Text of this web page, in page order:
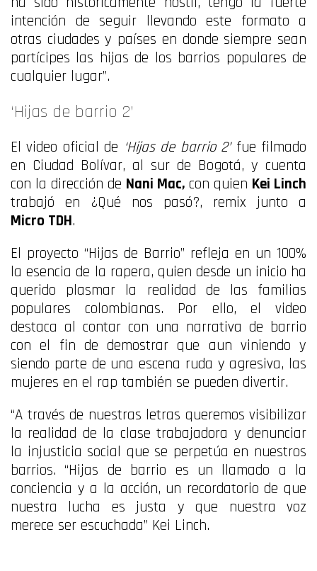
intención de seguir llevando este formato a
otras ciudades y países en donde siempre sean
partícipes las hijas de los barrios populares de
cualquier lugar”.
‘Hijas de barrio 2’
El video oficial de ‘Hijas de barrio 2’fue filmado
en Ciudad Bolívar, al sur de Bogotá, y cuenta
con la dirección de Nani Mac, con quien Kei Linch
trabajó en ¿Qué nos pasó?, remix junto a
Micro TDH.
El proyecto “Hijas de Barrio” refleja en un 100%
la esencia de la rapera, quien desde un inicio ha
querido plasmar la realidad de las familias
populares colombianas. Por ello, el video
destaca al contar con una narrativa de barrio
con el fin de demostrar que aun viniendo y
siendo parte de una escena ruda y agresiva, las
mujeres en el rap también se pueden divertir.
“A través de nuestras letras queremos visibilizar
la realidad de la clase trabajadora y denunciar
la injusticia social que se perpetúa en nuestros
barrios. “Hijas de barrio es un llamado a la
conciencia y a la acción, un recordatorio de que
nuestra lucha es justa y que nuestra voz
merece ser escuchada” Kei Linch.